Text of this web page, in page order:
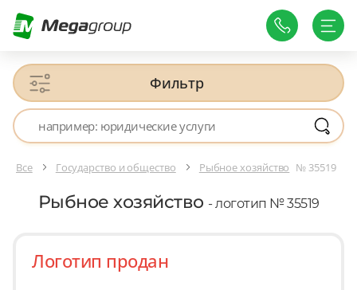
Фильтр
Все Государство и общество Рыбное хозяйство № 35519
Рыбное хозяйство - логотип № 35519
Логотип продан